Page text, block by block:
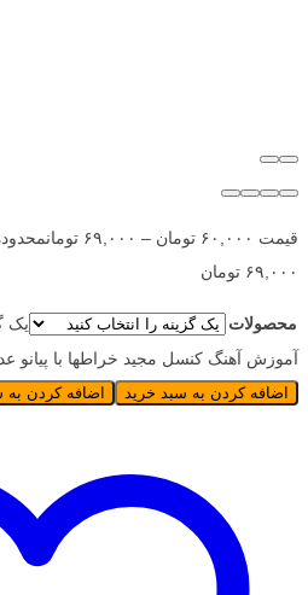
قیمت ۶۰,۰۰۰ تومان – ۶۹,۰۰۰ تومان
۶۹,۰۰۰ تومان
محصولات
یک
آموزش آهنگ کنسل مجید خراطها با پیانو
اضافه کردن به سبد خرید اضافه کردن به